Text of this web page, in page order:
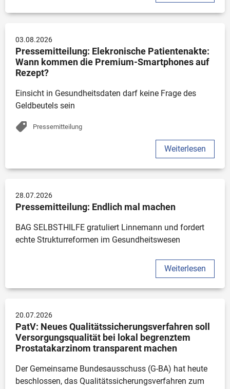
03.08.2026
Pressemitteilung: Elekronische Patientenakte:
Wann kommen die Premium-Smartphones auf
Rezept?
Einsicht in Gesundheitsdaten darf keine Frage des
Geldbeutels sein
Pressemitteilung
Weiterlesen
28.07.2026
Pressemitteilung: Endlich mal machen
BAG SELBSTHILFE gratuliert Linnemann und fordert
echte Strukturreformen im Gesundheitswesen
Weiterlesen
20.07.2026
PatV: Neues Qualitätssicherungsverfahren soll
Versorgungsqualität bei lokal begrenztem
Prostatakarzinom transparent machen
Der Gemeinsame Bundesausschuss (G-BA) hat heute
beschlossen, das Qualitätssicherungsverfahren zum